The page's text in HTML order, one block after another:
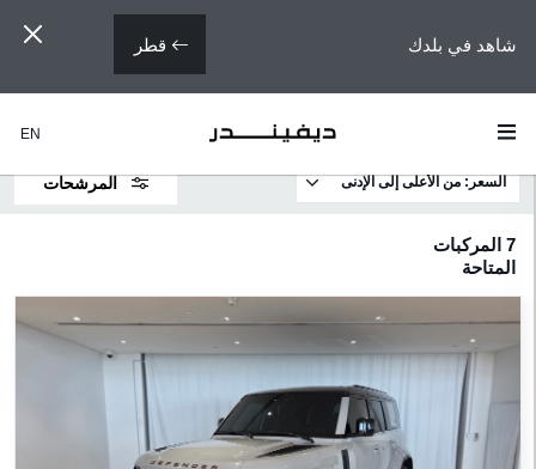
شاهد في بلدك قطر
EN
السعر: من الأعلى إلى الإدنى المرشحات
7 المركبات
المتاحة
ديفيندر
ديفيندر
110
ديفيندر
130